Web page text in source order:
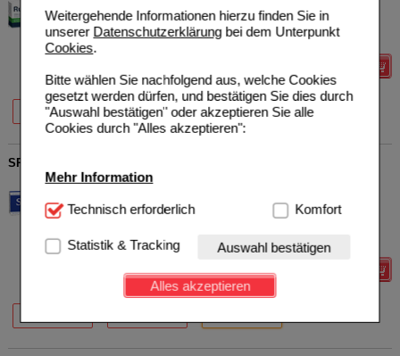
Weitergehende Informationen hierzu finden Sie in
unserer Datenschutzerklärungbei dem Unterpunkt
Cookies.
Bitte wählen Sie nachfolgend aus, welche Cookies
gesetzt werden dürfen, und bestätigen Sie dies durch
"Auswahl bestätigen" oder akzeptieren Sie alle
Cookies durch "Alles akzeptieren":
Mehr Information
Technisch Notwendig:Hierbei handelt es sich um
Website notwendig sind (z.B. Navigation, Warenkorb,
Kundenkonto), weshalb auf diese nicht verzichtet
werden kann.
Einkaufserlebnis noch ansprechender zu gestalten,
Technisch erforderlich Komfort
Statistik & Tracking Auswahl bestätigen
Alles akzeptieren
14162686
80St Tabletten
UVP
Unser Preis*
Sie sparen 7,20 €
40 St
20%
80 St
20%
SPALT Schmerztabletten
PharmaSGP GmbH
30St Tabletten
Max. Abgabe:
Details